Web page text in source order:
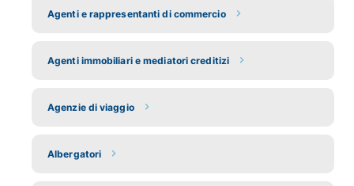
Agenti e rappresentanti di commercio
Agenti immobiliari e mediatori creditizi
Agenzie di viaggio
Albergatori